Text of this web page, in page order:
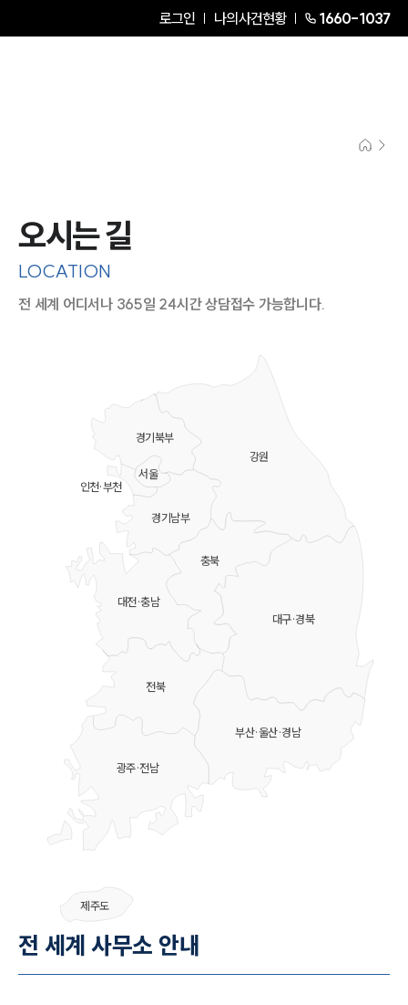
로그인 나의사건현황 1660-1037
PROFESSIONALS
오시는 길
LOCATION
전 세계 어디서나 365일 24시간 상담접수 가능합니다.
강원
충북
대전·충남
대구·경북
부산·울산·경남
전북
광주·전남
제주도
경기북부
경기남부
서울
인천·부천
전 세계 사무소 안내